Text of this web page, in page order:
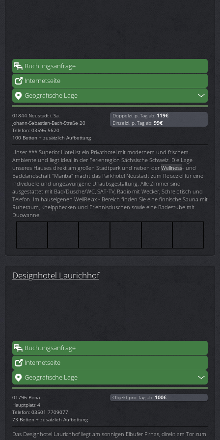
Buchungsanfrage
Internetseite
Geografische Lage
01844 Neustadt i. Sa.
Johann-Sebastian-Bach-Straße 20
Telefon: 03596 5620
100 Betten + zusätzlich Aufbettung
Doppelzi. p. Tag ab: 119€
Einzelzi. p. Tag ab: 99€
Unser *** Superior Hotel ist ein Privathotel mit modernem und frischem
Ambiente und liegt ideal in der Ferienregion Sächsische Schweiz. Die Lage
unseres Hauses direkt am großen Stadtpark und neben der Wellness- und
Badelandschaft "Mariba" macht das Parkhotel Neustadt zum Reiseziel für eine
individuelle und ungezwungene Urlaubsgestaltung. Alle Zimmer sind
ausgestattet mit Bad/Dusche/WC, SAT-TV, Radio mit Wecker, Schreibtisch und
Telefon. Im hauseigenen WellRelax - Bereich finden Sie eine finnische Sauna mit
Ruheraum, Kneippbecken und Erlebnisduschen sowie eine Badestube mit
Duowanne.
Designhotel Laurichhof
Buchungsanfrage
Internetseite
Geografische Lage
01796 Pirna
Hauptplatz 4
Telefon: 03501 7709077
73 Betten + zusätzlich Aufbettung
Objekt pro Tag ab: 100€
Das Designhotel Laurichhof liegt am sonnigen Elbufer Pirnas, direkt am Tor zum